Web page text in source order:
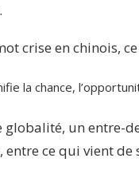
crise en chinois, ce
la chance,
globalité, un entre-
ce qui vient de